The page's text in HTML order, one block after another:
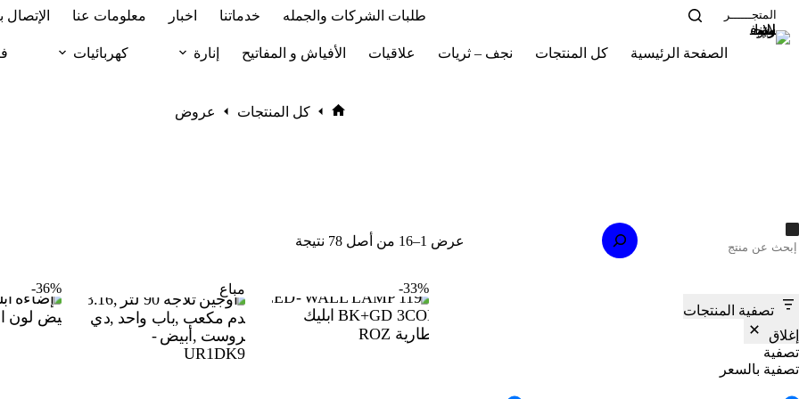
التجاوز
المحتوى
المتجــــــر طلبات الشركات والجمله خدماتنا اخبار معلومات عنا الإتصال
الصفحة الرئيسية كل المنتجات نجف – ثريات علاقيات الأفياش و المفاتيح إنارة كهربائيات
كل المنتجات عروض
عرض 1–16 من أصل 78 نتيجة
33%- مباع 36%-
تصفية المنتجات
إغلاق
تصفية
تصفية بالسعر